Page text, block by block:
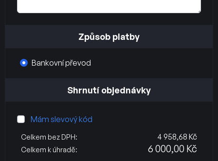
Způsob platby
Bankovní převod
Shrnutí objednávky
Mám slevový kód
Celkem bez DPH: 4 958,68 Kč
Celkem k úhradě: 6 000,00 Kč